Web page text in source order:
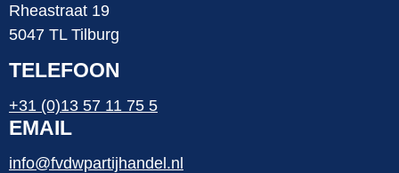
Rheastraat 19
5047 TL Tilburg
TELEFOON
+31 (0)13 57 11 75 5
EMAIL
info@fvdwpartijhandel.nl